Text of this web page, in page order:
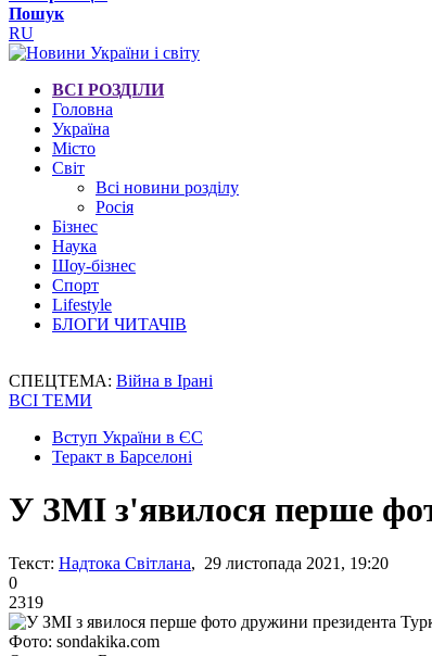
Пошук
RU
ВСІ РОЗДІЛИ
Головна
Україна
Місто
Світ
Всі новини розділу
Росія
Бізнес
Наука
Шоу-бізнес
Спорт
Lifestyle
БЛОГИ ЧИТАЧІВ
СПЕЦТЕМА: Війна в Ірані
ВСІ ТЕМИ
Вступ України в ЄС
Теракт в Барселоні
У ЗМІ з'явилося перше
Текст: Надтока Світлана, 29 листопада 2021, 19:20
0
2319
Фото: sondakika.com